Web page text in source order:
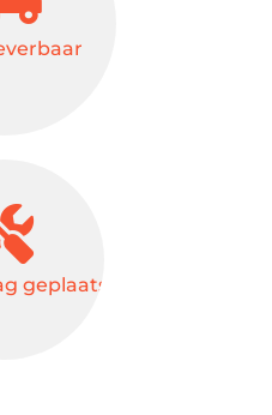
geplaatst